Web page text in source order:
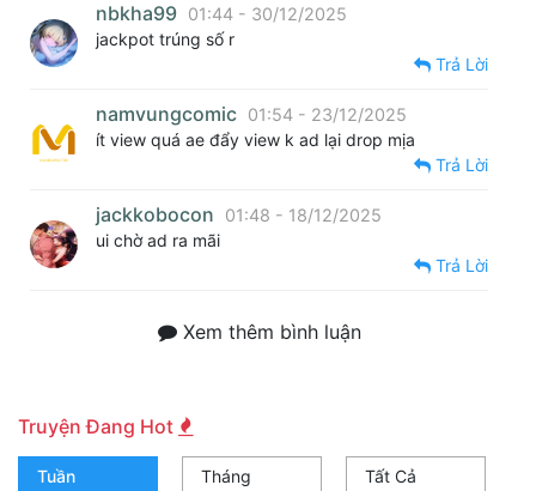
nbkha99 01:44 - 30/12/2025
jackpot trúng số r
Trả Lời
namvungcomic 01:54 - 23/12/2025
ít view quá ae đẩy view k ad lại drop mịa
Trả Lời
jackkobocon
01:48 - 18/12/2025
ui chờ ad ra mãi
Trả Lời
Xem thêm bình luận
Truyện Đang Hot
Tuần Tháng Tất Cả